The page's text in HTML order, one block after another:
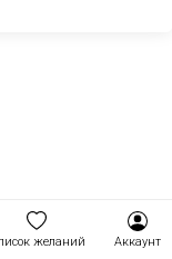
желаний Аккаунт